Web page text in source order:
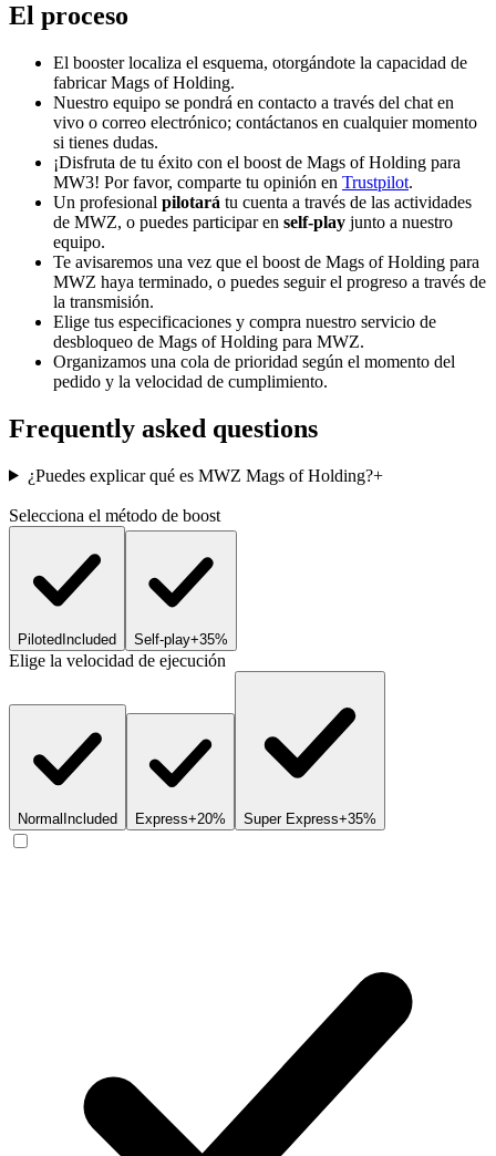
El proceso
El booster localiza el esquema, otorgándote la capacidad de
fabricar Mags of Holding.
Nuestro equipo se pondrá en contacto a través del chat en
vivo o correo electrónico; contáctanos en cualquier momento
si tienes dudas.
¡Disfruta de tu éxito con el boost de Mags of Holding para
MW3! Por favor, comparte tu opinión en Trustpilot.
Un profesional pilotará tu cuenta a través de las actividades
de MWZ, o puedes participar en self-play junto a nuestro
equipo.
Te avisaremos una vez que el boost de Mags of Holding para
MWZ haya terminado, o puedes seguir el progreso a través de
la transmisión.
Elige tus especificaciones y compra nuestro servicio de
desbloqueo de Mags of Holding para MWZ.
Organizamos una cola de prioridad según el momento del
pedido y la velocidad de cumplimiento.
Frequently asked questions
¿Puedes explicar qué es MWZ Mags of Holding?+
Selecciona el método de boost
PilotedIncluded Self-play+35%
Elige la velocidad de ejecución
NormalIncluded Express+20% Super Express+35%